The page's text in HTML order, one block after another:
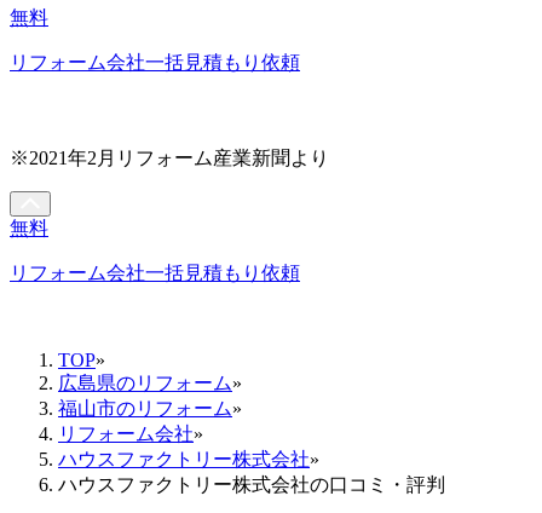
無料
リフォーム会社一括見積もり依頼
※2021年2月リフォーム産業新聞より
無料
リフォーム会社一括見積もり依頼
TOP»
広島県のリフォーム»
福山市のリフォーム»
リフォーム会社»
ハウスファクトリー株式会社»
ハウスファクトリー株式会社の口コミ・評判